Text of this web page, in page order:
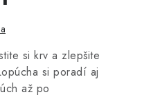
si krv a zlepšite
si poradí aj
až po